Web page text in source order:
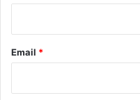
Email *